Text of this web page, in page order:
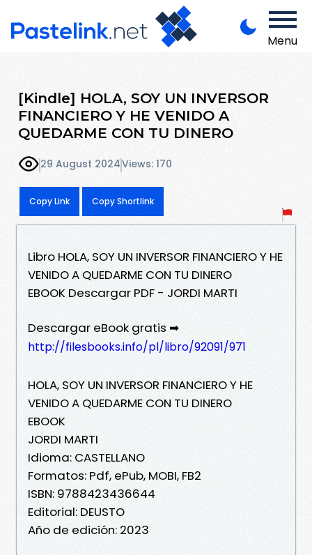
Menu
[Kindle] HOLA, SOY UN INVERSOR
FINANCIERO Y HE VENIDO A
QUEDARME CON TU DINERO
29 August 2024Views: 170
Copy Link Copy Shortlink
Libro HOLA, SOY UN INVERSOR FINANCIERO Y HE
VENIDO A QUEDARME CON TU DINERO
EBOOK Descargar PDF - JORDI MARTI
Descargar eBook gratis ➡
http://filesbooks.info/pl/libro/92091/971
HOLA, SOY UN INVERSOR FINANCIERO Y HE
VENIDO A QUEDARME CON TU DINERO
EBOOK
JORDI MARTI
Idioma: CASTELLANO
Formatos: Pdf, ePub, MOBI, FB2
ISBN: 9788423436644
Editorial: DEUSTO
Año de edición: 2023